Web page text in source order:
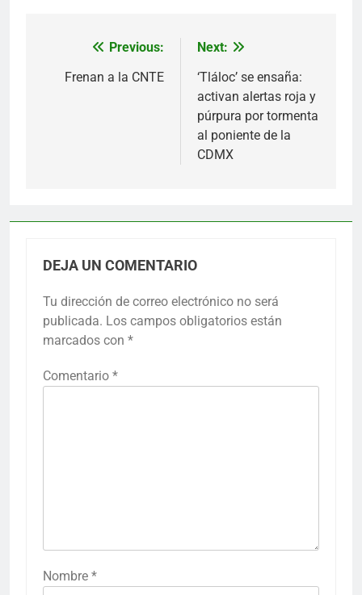
Navegación
Previous:
Frenan a la CNTE
Next:
‘Tláloc’ se ensaña:
activan alertas roja y
púrpura por tormenta
al poniente de la
CDMX
DEJA UN COMENTARIO
Tu dirección de correo electrónico no será
publicada. Los campos obligatorios están
marcados con *
Comentario *
Nombre *